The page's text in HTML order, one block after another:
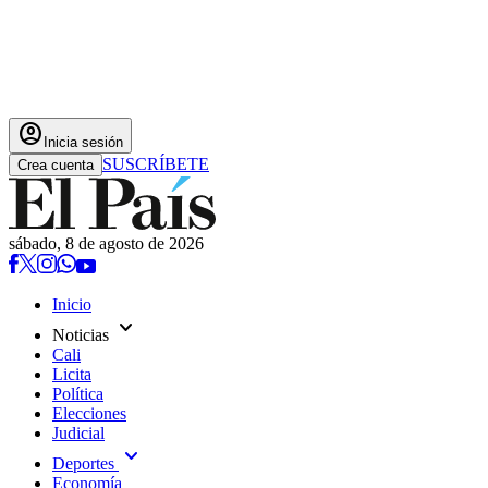
account_circle Inicia sesión
Crea cuenta SUSCRÍBETE
sábado, 8 de agosto de 2026
Inicio
Noticias expand_more
Cali
Licita
Política
Elecciones
Judicial
Deportes expand_more
Economía